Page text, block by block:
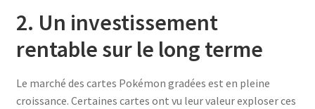
2. Un investissement
rentable sur le long terme
Le marché des cartes Pokémon gradées est en pleine
croissance. Certaines cartes ont vu leur valeur exploser ces